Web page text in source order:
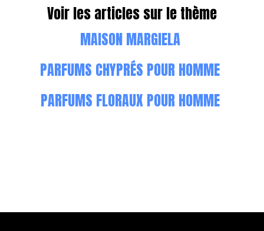
Voir les articles sur le thème
MAISON MARGIELA
PARFUMS CHYPRÉS POUR HOMME
PARFUMS FLORAUX POUR HOMME